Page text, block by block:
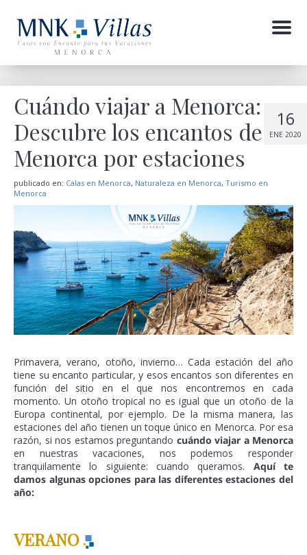
Menu
16
ENE 2020
Cuándo viajar a Menorca:
Descubre los encantos de
Menorca por estaciones
publicado en: Calas en Menorca, Naturaleza en Menorca, Turismo en
Menorca
Primavera, verano, otoño, invierno… Cada estación del año
tiene su encanto particular, y esos encantos son diferentes en
función del sitio en el que nos encontremos en cada
momento. Un otoño tropical no es igual que un otoño de la
Europa continental, por ejemplo. De la misma manera, las
estaciones del año tienen un toque único en Menorca. Por esa
razón, si nos estamos preguntando cuándo viajar a Menorca
en nuestras vacaciones, nos podemos responder
tranquilamente lo siguiente: cuando queramos. Aquí te
damos algunas opciones para las diferentes estaciones del
año:
VERANO